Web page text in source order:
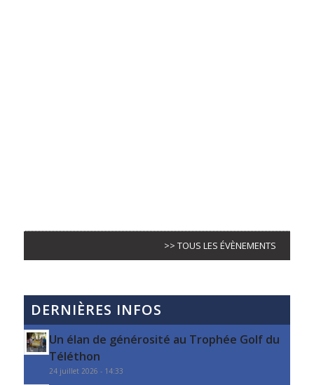
>> TOUS LES ÉVÈNEMENTS
DERNIÈRES INFOS
Un élan de générosité au Trophée Golf du
Téléthon
24 juillet 2026 - 14:33